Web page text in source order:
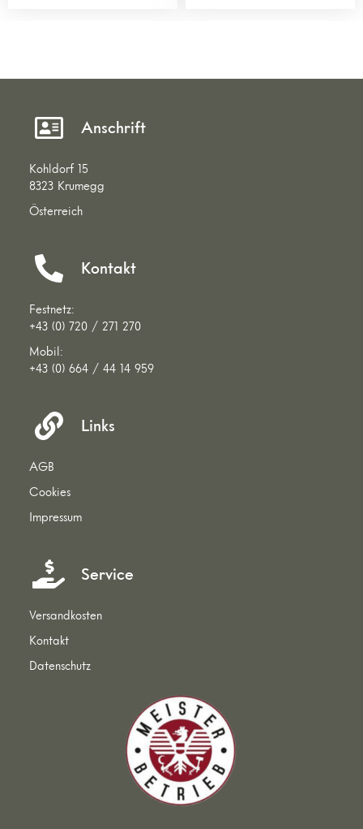
Anschrift
Kohldorf 15
8323 Krumegg
Österreich
Kontakt
Festnetz:
+43 (0) 720 / 271 270
Mobil:
+43 (0) 664 / 44 14 959
Links
AGB
Cookies
Impressum
Service
Versandkosten
Kontakt
Datenschutz